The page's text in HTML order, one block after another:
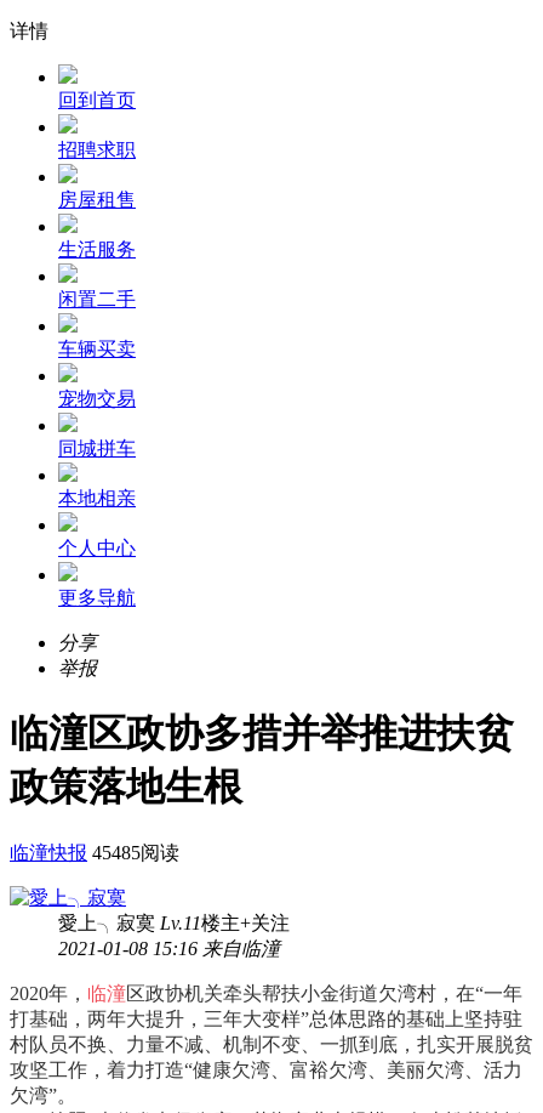
详情
回到首页
招聘求职
房屋租售
生活服务
闲置二手
车辆买卖
宠物交易
同城拼车
本地相亲
个人中心
更多导航
分享
举报
临潼区政协多措并举推进扶贫
政策落地生根
临潼快报 45485阅读
愛上╮寂寞 Lv.11楼主+关注
2021-01-08 15:16 来自临潼
2020年， 临潼区政协机关牵头帮扶小金街道欠湾村，在“一年
打基础，两年大提升，三年大变样”总体思路的基础上坚持驻
村队员不换、力量不减、机制不变、一抓到底，扎实开展脱贫
攻坚工作，着力打造“健康欠湾、富裕欠湾、美丽欠湾、活力
欠湾”。